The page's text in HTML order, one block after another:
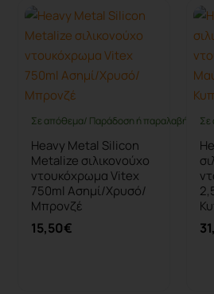
Σε απόθεμα/ Παράδοση ή παραλαβή έως
Heavy Metal Silicon
Metalize σιλικονούχο
ντουκόχρωμα Vitex
750ml Ασημί/Χρυσό/
Μπρονζέ
15,50€
Σε